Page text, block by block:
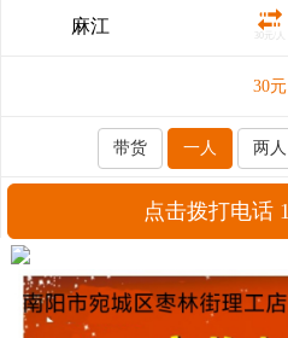
麻江 30元/人
30元
带货 一人 两人
点击拨打电话